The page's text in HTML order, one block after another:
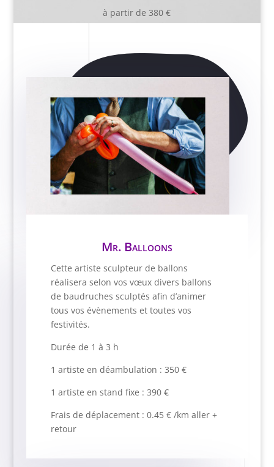
à partir de 380 €
Mr. Balloons
Cette artiste sculpteur de ballons
réalisera selon vos vœux divers ballons
de baudruches sculptés afin d’animer
tous vos évènements et toutes vos
festivités.
Durée de 1 à 3 h
1 artiste en déambulation : 350 €
1 artiste en stand fixe : 390 €
Frais de déplacement : 0.45 € /km aller +
retour